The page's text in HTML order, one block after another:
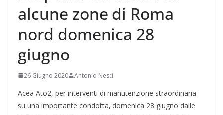
alcune zone di Roma
nord domenica 28
giugno
26 Giugno 2020 Antonio Nesci
Acea Ato2, per interventi di manutenzione straordinaria
su una importante condotta, domenica 28 giugno dalle